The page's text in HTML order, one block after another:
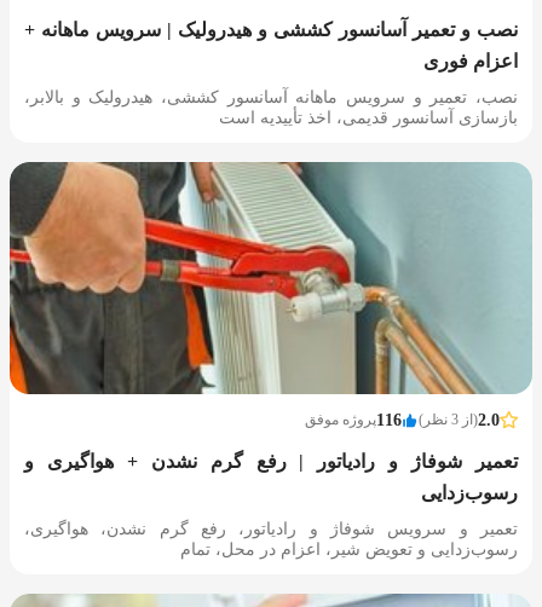
نصب و تعمیر آسانسور کششی و هیدرولیک | سرویس ماهانه +
اعزام فوری
نصب، تعمیر و سرویس ماهانه آسانسور کششی، هیدرولیک و بالابر،
بازسازی آسانسور قدیمی، اخذ تأییدیه است
2.0(از 3 نظر) 116پروژه موفق
تعمیر شوفاژ و رادیاتور | رفع گرم نشدن + هواگیری و
رسوب‌زدایی
تعمیر و سرویس شوفاژ و رادیاتور، رفع گرم نشدن، هواگیری،
رسوب‌زدایی و تعویض شیر، اعزام در محل، تمام